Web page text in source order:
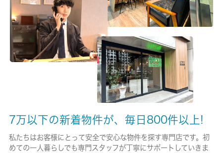
総戸数
8戸
現状/入居可能日
保険加入/料金
有/26680円
7万以下の新着物件が、毎日800件以上!
私たちはお客様にとって安全で安心な物件を探す専門店です。初
めての一人暮らしでも専門スタッフが丁寧にサポートしていきま